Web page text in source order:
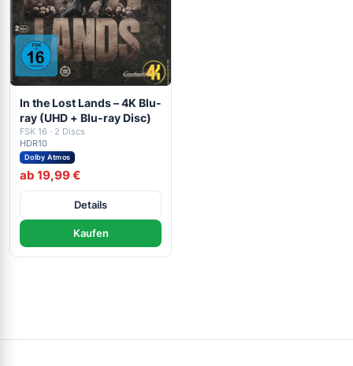
In the Lost Lands – 4K Blu-
ray (UHD + Blu-ray Disc)
FSK 16 · 2 Discs
HDR10
Dolby Atmos
ab 19,99 €
Details
Kaufen